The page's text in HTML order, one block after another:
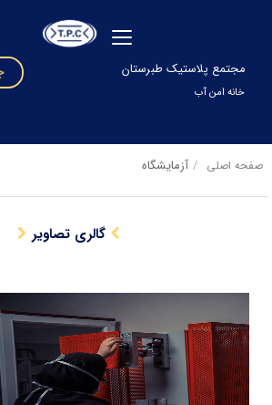
مجتمع پلاستیک طبرستان
خانه امن آب
صفحه اصلی آزمایشگاه
گالری تصاویر